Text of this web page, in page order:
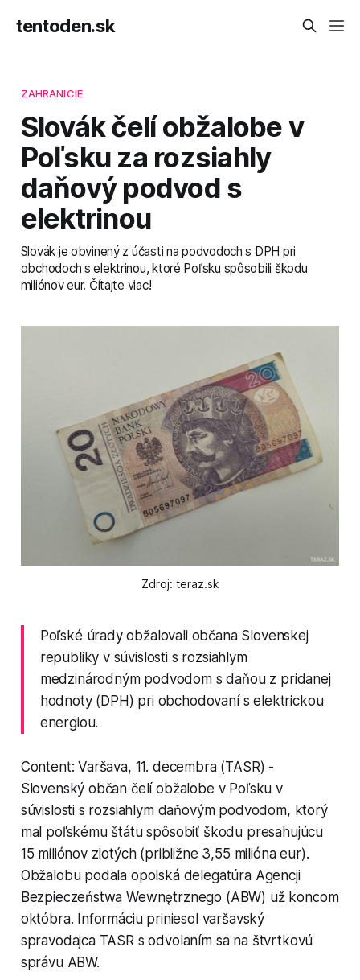
tentoden.sk
ZAHRANICIE
Slovák čelí obžalobe v
Poľsku za rozsiahly
daňový podvod s
elektrinou
Slovák je obvinený z účasti na podvodoch s DPH pri
obchodoch s elektrinou, ktoré Poľsku spôsobili škodu
miliónov eur. Čítajte viac!
Zdroj: teraz.sk
Poľské úrady obžalovali občana Slovenskej
republiky v súvislosti s rozsiahlym
medzinárodným podvodom s daňou z pridanej
hodnoty (DPH) pri obchodovaní s elektrickou
energiou.
Content: Varšava, 11. decembra (TASR) -
Slovenský občan čelí obžalobe v Poľsku v
súvislosti s rozsiahlym daňovým podvodom, ktorý
mal poľskému štátu spôsobiť škodu presahujúcu
15 miliónov zlotých (približne 3,55 milióna eur).
Obžalobu podala opolská delegatúra Agencji
Bezpieczeństwa Wewnętrznego (ABW) už koncom
októbra. Informáciu priniesol varšavský
spravodajca TASR s odvolaním sa na štvrtkovú
správu ABW.